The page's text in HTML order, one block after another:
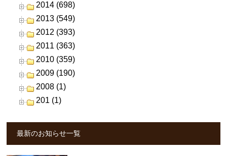
2014 (698)
2013 (549)
2012 (393)
2011 (363)
2010 (359)
2009 (190)
2008 (1)
201 (1)
最新のお知らせ一覧